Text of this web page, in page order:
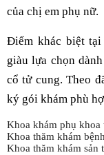
của chị em phụ nữ.
Điểm khác biệt tại
giàu lựa chọn
cổ tử cung. Theo
ký gói khám phù
Khoa khám phụ khoa
Khoa thăm khám
Khoa thăm khám sản